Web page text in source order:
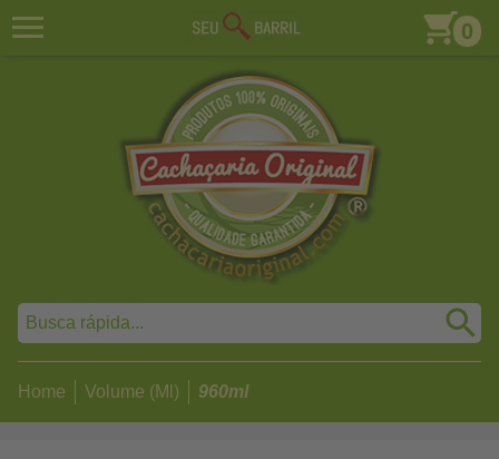
0
Home Volume (Ml) 960ml